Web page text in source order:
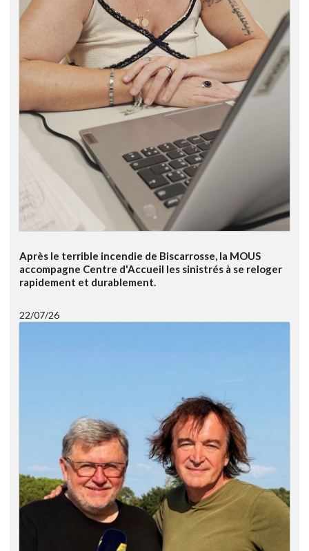
Après le terrible incendie de Biscarrosse, la MOUS
accompagne Centre d'Accueil les sinistrés à se reloger
rapidement et durablement.
22/07/26